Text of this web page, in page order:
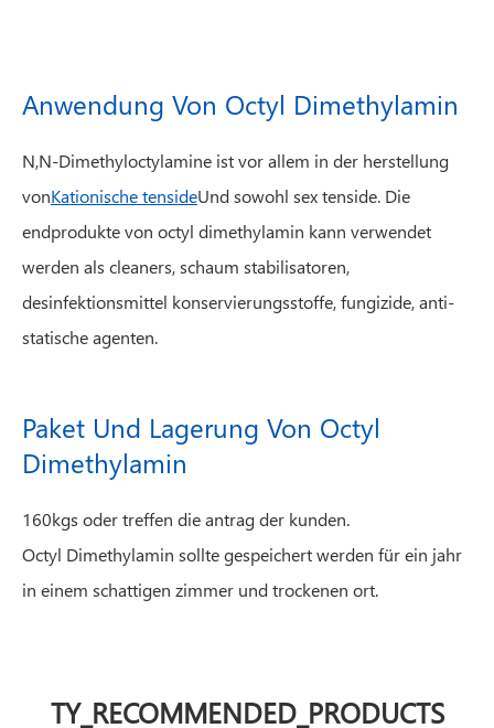
Anwendung Von Octyl Dimethylamin
N,N-Dimethyloctylamine ist vor allem in der herstellung
vonKationische tensideUnd sowohl sex tenside. Die
endprodukte von octyl dimethylamin kann verwendet
werden als cleaners, schaum stabilisatoren,
desinfektionsmittel konservierungsstoffe, fungizide, anti-
statische agenten.
Paket Und Lagerung Von Octyl
Dimethylamin
160kgs oder treffen die antrag der kunden.
Octyl Dimethylamin sollte gespeichert werden für ein jahr
in einem schattigen zimmer und trockenen ort.
TY_RECOMMENDED_PRODUCTS